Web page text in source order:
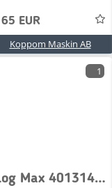
EUR
Koppom Maskin AB
1
Log Max 401314 Pulsgivare Logmax, 928, 3000T, 4000